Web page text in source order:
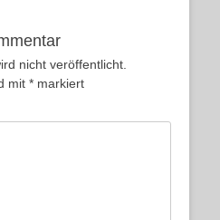
nicht veröffentlicht.
mit * markiert